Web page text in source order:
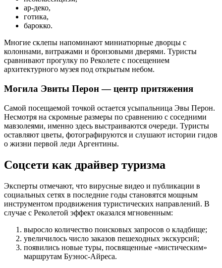
ар-деко,
готика,
барокко.
Многие склепы напоминают миниатюрные дворцы с
колоннами, витражами и бронзовыми дверями. Туристы
сравнивают прогулку по Реколете с посещением
архитектурного музея под открытым небом.
Могила Эвиты Перон — центр притяжения
Самой посещаемой точкой остается усыпальница Эвы Перон.
Несмотря на скромные размеры по сравнению с соседними
мавзолеями, именно здесь выстраиваются очереди. Туристы
оставляют цветы, фотографируются и слушают истории гидов
о жизни первой леди Аргентины.
Соцсети как драйвер туризма
Эксперты отмечают, что вирусные видео и публикации в
социальных сетях в последние годы становятся мощным
инструментом продвижения туристических направлений. В
случае с Реколетой эффект оказался мгновенным:
выросло количество поисковых запросов о кладбище;
увеличилось число заказов пешеходных экскурсий;
появились новые туры, посвященные «мистическим»
маршрутам Буэнос-Айреса.